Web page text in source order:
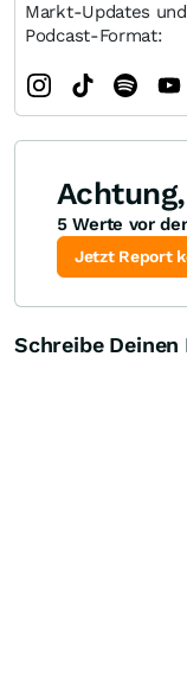
Markt-Updates
Podcast-Format:
5 Werte vor
Jetzt Report
Schreibe